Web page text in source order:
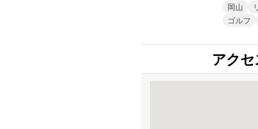
岡山
ゴルフ
アク